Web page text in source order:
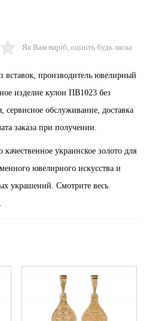
Як Вам виріб, оцініть будь ласка
вставок, производитель ювелирный
изделие кулон ПВ1023 без
сервисное обслуживание, доставка
заказа при получении.
украинское золото для
ювелирного искусства и
украшений. Смотрите весь
.